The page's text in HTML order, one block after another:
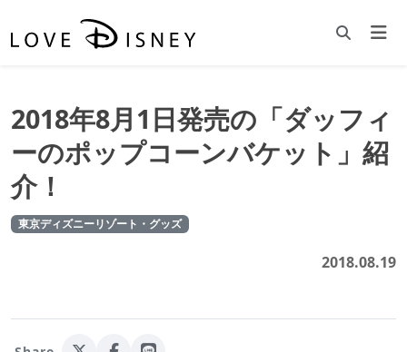
2018年8月1日発売の「ダッフィ
ーのポップコーンバケット」紹
介！
東京ディズニーリゾート・グッズ
2018.08.19